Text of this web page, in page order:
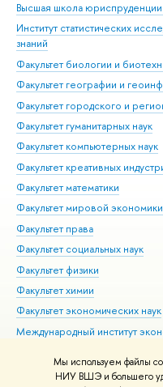
Мы используем файлы
НИУ ВШЭ и большего
Высшая школа
Институт статистических
знаний
Факультет биологии и
Факультет географии и
Факультет городского и
Факультет гуманитарных наук
Факультет компьютерных наук
Факультет креативных
Факультет математики
Факультет мировой
Факультет права
Факультет социальных наук
Факультет физики
Факультет химии
Факультет экономических наук
Международный институт
Тихонова